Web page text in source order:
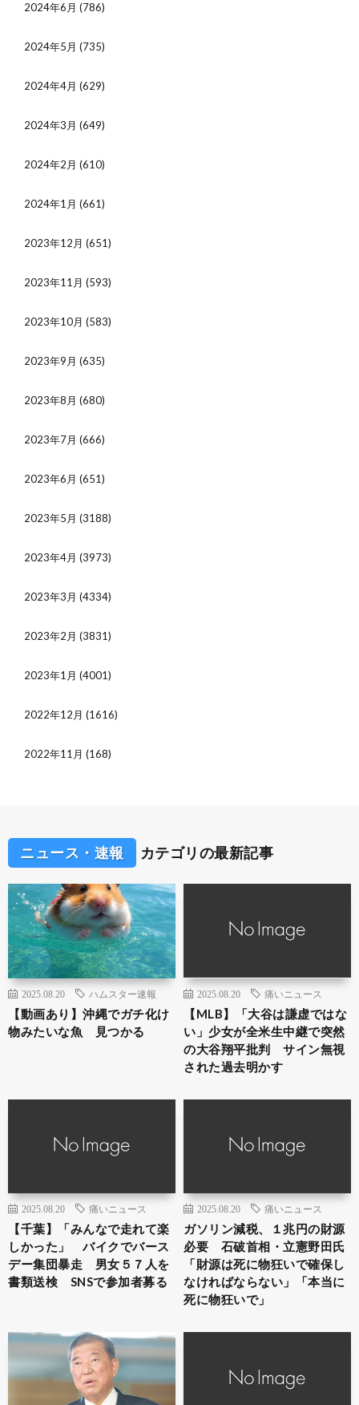
2024年6月 (786)
2024年5月 (735)
2024年4月 (629)
2024年3月 (649)
2024年2月 (610)
2024年1月 (661)
2023年12月 (651)
2023年11月 (593)
2023年10月 (583)
2023年9月 (635)
2023年8月 (680)
2023年7月 (666)
2023年6月 (651)
2023年5月 (3188)
2023年4月 (3973)
2023年3月 (4334)
2023年2月 (3831)
2023年1月 (4001)
2022年12月 (1616)
2022年11月 (168)
ニュース・速報 カテゴリの最新記事
2025.08.20 ハムスター速報
【動画あり】沖縄でガチ化け
物みたいな魚 見つかる
2025.08.20 痛いニュース
【MLB】「大谷は謙虚ではな
い」少女が全米生中継で突然
の大谷翔平批判 サイン無視
された過去明かす
2025.08.20 痛いニュース
【千葉】「みんなで走れて楽
しかった」 バイクでバース
デー集団暴走 男女５７人を
書類送検 SNSで参加者募る
2025.08.20 痛いニュース
ガソリン減税、１兆円の財源
必要 石破首相・立憲野田氏
「財源は死に物狂いで確保し
なければならない」「本当に
死に物狂いで」